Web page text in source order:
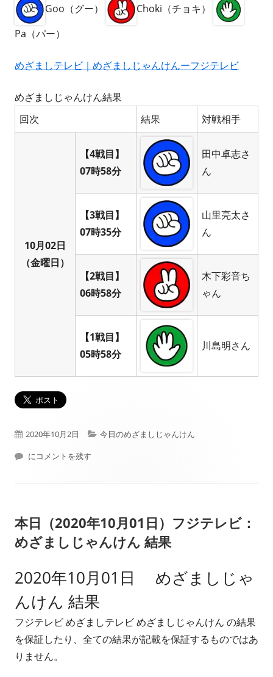
Goo（グー）
Choki（チョキ）
Pa（パー）
めざましテレビ｜めざましじゃんけんーフジテレビ
めざましじゃんけん結果
回次
結果 対戦相手
10月02日
（金曜日）
【4戦目】
07時58分
田中卓志さ
ん
【3戦目】
07時35分
山里亮太さ
ん
【2戦目】
06時58分
木下彩音ち
ゃん
【1戦目】
05時58分
川島明さん
公
開
2020年10月2日
カ
ー
今日のめざましじゃんけん
本日（2020年10月02日）フジテレビ： めざましじゃんけん 結果
にコメントを残す
本日（2020年10月01日）フジテレビ：
めざましじゃんけん 結果
2020年10月01日 めざましじゃ
んけん 結果
フジテレビ めざましテレビ めざましじゃんけん の結果
を保証したり、全ての結果が記載を保証するものではあ
りません。